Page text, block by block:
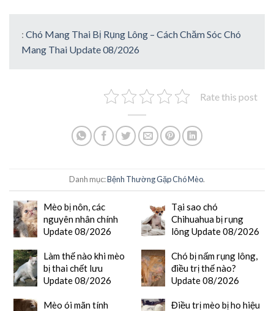
: Chó Mang Thai Bị Rụng Lông – Cách Chăm Sóc Chó
Mang Thai Update 08/2026
Rate this post
Danh mục:Bệnh Thường Gặp Chó Mèo.
Mèo bị nôn, các
nguyên nhân chính
Update 08/2026
Tại sao chó
Chihuahua bị rụng
lông Update 08/2026
Làm thế nào khi mèo
bị thai chết lưu
Update 08/2026
Chó bị nấm rụng lông,
điều trị thế nào?
Update 08/2026
Mèo ói mãn tính
Điều trị mèo bị ho hiệu